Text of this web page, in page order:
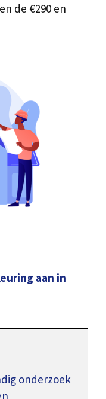
de €290 en
aan in
onderzoek